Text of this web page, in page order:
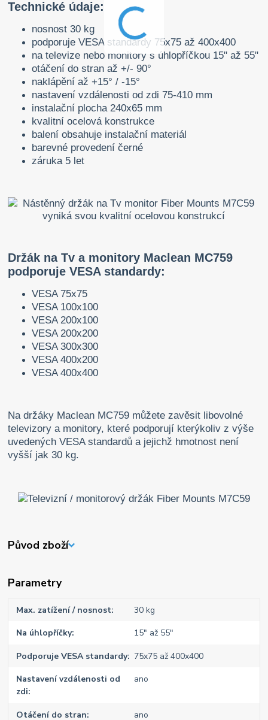
Technické údaje:
nosnost 30 kg
podporuje VESA standardy 75x75 až 400x400
na televize nebo monitory s úhlopříčkou 15" až 55"
otáčení do stran až +/- 90°
naklápění až +15° / -15°
nastavení vzdálenosti od zdi 75-410 mm
instalační plocha 240x65 mm
kvalitní ocelová konstrukce
balení obsahuje instalační materiál
barevné provedení černé
záruka 5 let
Držák na Tv a monitory Maclean MC759
podporuje VESA standardy:
VESA 75x75
VESA 100x100
VESA 200x100
VESA 200x200
VESA 300x300
VESA 400x200
VESA 400x400
Na držáky Maclean MC759 můžete zavěsit libovolné
televizory a monitory, které podporují kterýkoliv z výše
uvedených VESA standardů a jejichž hmotnost není
vyšší jak 30 kg.
Původ zboží
Parametry
Max. zatížení / nosnost 30 kg
Na úhlopříčky 15" až 55"
Podporuje VESA standardy 75x75 až 400x400
Nastavení vzdálenosti od
zdi
ano
Otáčení do stran ano